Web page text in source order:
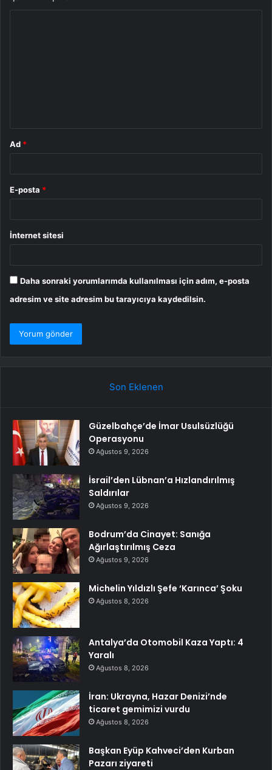
Ad *
E-posta *
İnternet sitesi
Daha sonraki yorumlarımda kullanılması için adım, e-posta
adresim ve site adresim bu tarayıcıya kaydedilsin.
Son Eklenen
Güzelbahçe’de İmar Usulsüzlüğü
Operasyonu
Ağustos 9, 2026
İsrail’den Lübnan’a Hızlandırılmış
Saldırılar
Ağustos 9, 2026
Bodrum’da Cinayet: Sanığa
Ağırlaştırılmış Ceza
Ağustos 9, 2026
Michelin Yıldızlı Şefe ‘Karınca’ Şoku
Ağustos 8, 2026
Antalya’da Otomobil Kaza Yaptı: 4
Yaralı
Ağustos 8, 2026
İran: Ukrayna, Hazar Denizi’nde
ticaret gemimizi vurdu
Ağustos 8, 2026
Başkan Eyüp Kahveci’den Kurban
Pazarı ziyareti